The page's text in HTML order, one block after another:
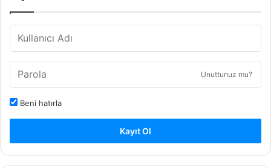
Unuttunuz mu?
Beni hatırla
Kayıt Ol